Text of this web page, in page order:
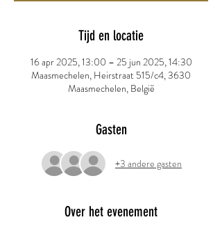
Tijd en locatie
16 apr 2025, 13:00 – 25 jun 2025, 14:30
Maasmechelen, Heirstraat 515/c4, 3630
Maasmechelen, België
Gasten
+3 andere gasten
Over het evenement